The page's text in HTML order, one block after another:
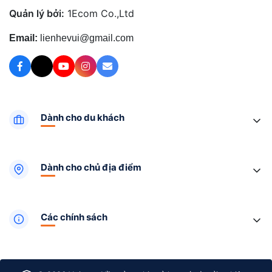
Quản lý bởi: 1Ecom Co.,Ltd
Email: lienhevui@gmail.com
Dành cho du khách
Dành cho chủ địa điểm
Các chính sách